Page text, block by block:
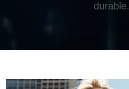
durable.